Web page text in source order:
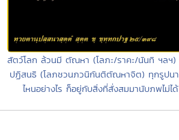
สัตว์โลก ล้วนมี ตัณหา (โลภะ/ราคะ/นันทิ ฯลฯ
ปฏิสนธิ (โลภชวนภวนิกันติตัณหาจิต) ทุกรูปนา
ไหนอย่างไร ก็อยู่กับสิ่งที่สั่งสมมานับภพไม่ไ